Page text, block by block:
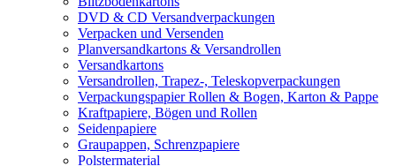
DVD & CD Versandverpackungen
Verpacken und Versenden
Planversandkartons & Versandrollen
Versandkartons
Versandrollen, Trapez-, Teleskopverpackungen
Verpackungspapier Rollen & Bogen, Karton & Pappe
Kraftpapiere, Bögen und Rollen
Seidenpapiere
Graupappen, Schrenzpapiere
Polstermaterial